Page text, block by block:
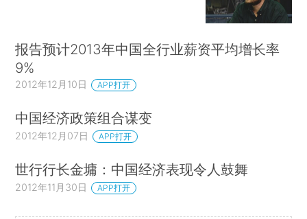
报告预计2013年中国全行业薪资平均增长率
9%
2012年12月10日 APP打开
中国经济政策组合谋变
2012年12月07日 APP打开
世行行长金墉：中国经济表现令人鼓舞
2012年11月30日 APP打开